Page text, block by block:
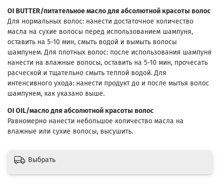
OI BUTTER/питательное масло для абсолютной красоты волос
Для нормальных волос: нанести достаточное количество
масла на сухие волосы перед использованием шампуня,
оставить на 5-10 мин, смыть водой и вымыть волосы
шампунем. Для плотных волос: после использования шампуня
нанести на влажные волосы, оставить на 5-10 мин, прочесать
расческой и тщательно смыть теплой водой. Для
интенсивного ухода: нанести продукт до и после мытья волос
шампунем, как указано выше.
OI OIL/масло для абсолютной красоты волос
Равномерно нанести небольшое количество масла на
влажные или сухие волосы, высушить.
Выбрать